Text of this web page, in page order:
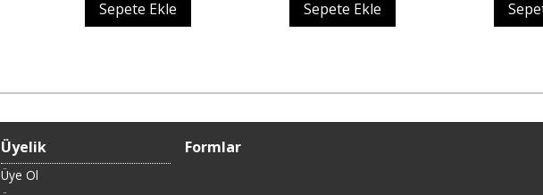
Sepete Ekle
Sepete Ekle
Üyelik
Üye Ol
Formlar